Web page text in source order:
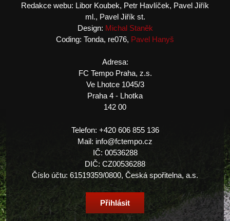
Redakce webu: Libor Koubek, Petr Havlíček, Pavel Jiřík
ml., Pavel Jiřík st.
Design: Michal Staněk
Coding: Tonda, re076, Pavel Hanyš
Adresa:
FC Tempo Praha, z.s.
Ve Lhotce 1045/3
Praha 4 - Lhotka
142 00
Telefon: +420 606 855 136
Mail: info@fctempo.cz
IČ: 00536288
DIČ: CZ00536288
Číslo účtu: 61519359/0800, Česká spořitelna, a.s.
Přihlásit